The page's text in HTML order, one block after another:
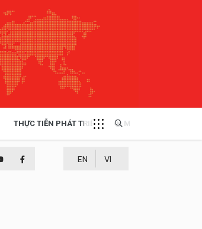
THỰC TIỄN PHÁT TRIỂN MULTIMEDIA
EN VI